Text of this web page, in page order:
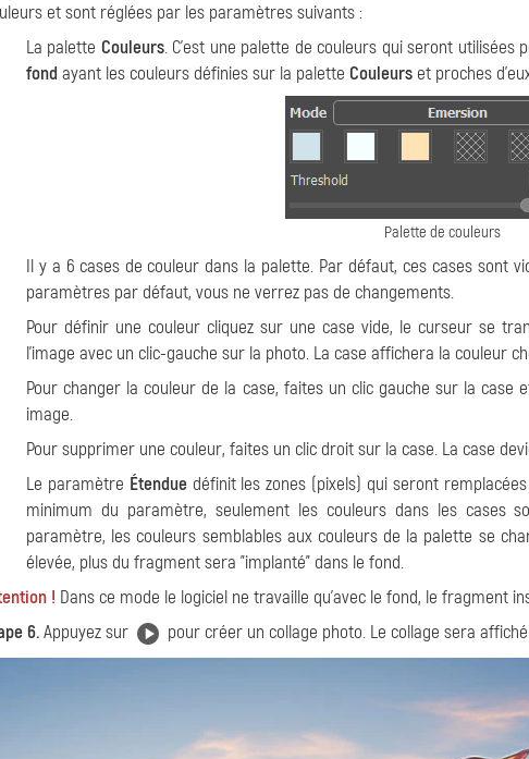
et sont réglées par les paramètres suivants :
La palette Couleurs. C'est une palette de couleurs qui seront utilisées
fond ayant les couleurs définies sur la palette Couleurs et proches
Palette de couleurs
Il y a 6 cases de couleur dans la palette. Par défaut, ces cases sont
paramètres par défaut, vous ne verrez pas de changements.
Pour définir une couleur cliquez sur une case vide, le curseur se
l'image avec un clic-gauche sur la photo. La case affichera la couleur
Pour changer la couleur de la case, faites un clic gauche sur la
image.
Pour supprimer une couleur, faites un clic droit sur la case. La case
Le paramètre Étenduedéfinit les zones (pixels) qui seront
minimum du paramètre, seulement les couleurs dans les cases
paramètre, les couleurs semblables aux couleurs de la palette se
élevée, plus du fragment sera "implanté" dans le fond.
! Dans ce mode le logiciel ne travaille qu'avec le fond, le fragment
6.Appuyez sur pour créer un collage photo. Le collage sera